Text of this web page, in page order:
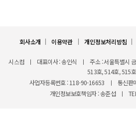
회사소개 ㅣ 이용약관 ㅣ 개인정보처리방침 ㅣ
시스컴 ㅣ 대표이사 : 송인식 ㅣ
주소 : 서울특별시
513호, 514호, 515호
사업자등록번호 : 118-90-16653
ㅣ
통신판
개인정보보호책임자 : 송준섭
ㅣ